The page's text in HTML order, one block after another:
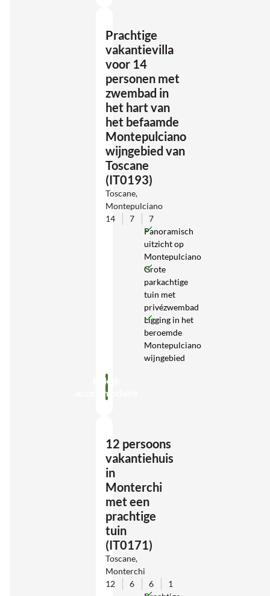
Prachtige
vakantievilla
voor 14
personen met
zwembad in
het hart van
het befaamde
Montepulciano
wijngebied van
Toscane
(IT0193)
Toscane,
Montepulciano
14
7
7
Panoramisch
uitzicht op
Montepulciano
Grote
parkachtige
tuin met
privézwembad
Ligging in het
beroemde
Montepulciano
wijngebied
Bekijk
accommodatie
12 persoons
vakantiehuis
in
Monterchi
met een
prachtige
tuin
(IT0171)
Toscane,
Monterchi
12
6 6
1